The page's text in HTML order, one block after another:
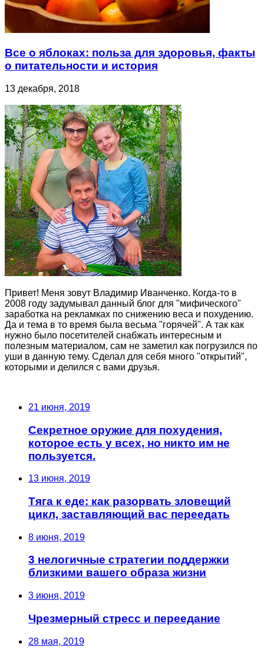
Все о яблоках: польза для здоровья, факты
о питательности и история
13 декабря, 2018
Привет! Меня зовут Владимир Иванченко. Когда-то в
2008 году задумывал данный блог для "мифического"
заработка на рекламках по снижению веса и похудению.
Да и тема в то время была весьма "горячей". А так как
нужно было посетителей снабжать интересным и
полезным материалом, сам не заметил как погрузился по
уши в данную тему. Сделал для себя много "открытий",
которыми и делился с вами друзья.
21 июня, 2019
Секретное оружие для похудения,
которое есть у всех, но никто им не
пользуется.
13 июня, 2019
Тяга к еде: как разорвать зловещий
цикл, заставляющий вас переедать
8 июня, 2019
3 нелогичные стратегии поддержки
близкими вашего образа жизни
3 июня, 2019
Чрезмерный стресс и переедание
28 мая, 2019